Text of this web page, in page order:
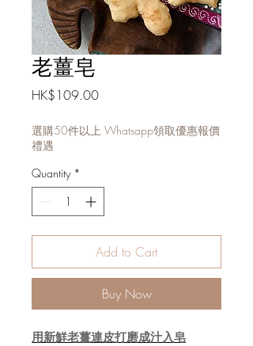
老薑皂
HK$109.00Price
選購50件以上 Whatsapp領取優惠報價
禮遇
Quantity *
Add to Cart
Buy Now
用新鮮老薑連皮打磨成汁入皂